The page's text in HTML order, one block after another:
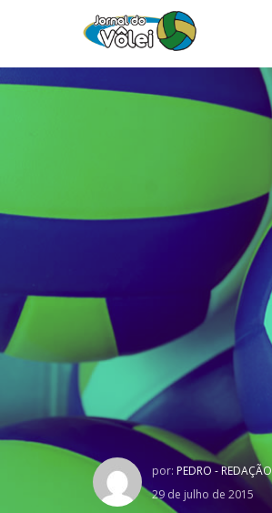
por: PEDRO - REDAÇÃO
29 de julho de 2015